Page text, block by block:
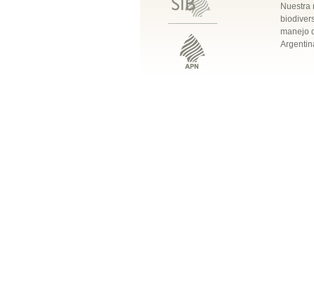
Nuestra
manejo